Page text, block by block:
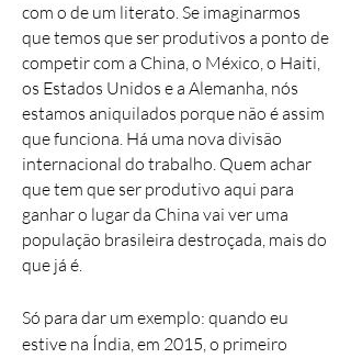
com o de um literato. Se imaginarmos
que temos que ser produtivos a ponto de
competir com a China, o México, o Haiti,
os Estados Unidos e a Alemanha, nós
estamos aniquilados porque não é assim
que funciona. Há uma nova divisão
internacional do trabalho. Quem achar
que tem que ser produtivo aqui para
ganhar o lugar da China vai ver uma
população brasileira destroçada, mais do
que já é.
Só para dar um exemplo: quando eu
estive na Índia, em 2015, o primeiro